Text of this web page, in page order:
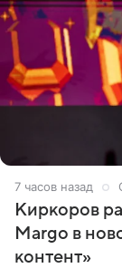
7 часов назад
Киркоров
Margo в
контент»